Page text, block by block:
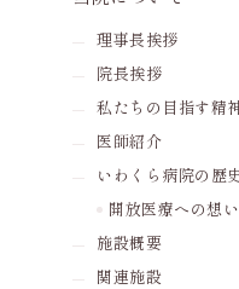
理事長挨拶
院長挨拶
私たちの目指す精
医師紹介
いわくら病院の歴
開放医療への想い
施設概要
関連施設